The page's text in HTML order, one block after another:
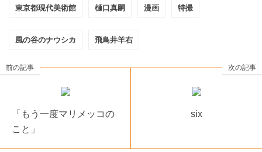
東京都現代美術館 樋口真嗣 漫画 特撮
風の谷のナウシカ 飛鳥井羊右
前の記事
「もう一度マリメッコの
こと」
次の記事
six